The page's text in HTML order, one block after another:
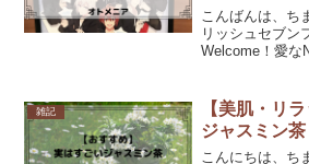
こんばんは、ち
リッシュセブン
Welcome！愛な
たので、どちら
くり見るこ...
雑記
【美肌・リ
ジャスミン茶
こんにちは、ち